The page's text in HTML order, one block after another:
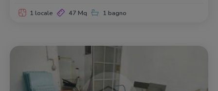
1 locale 47 Mq 1 bagno